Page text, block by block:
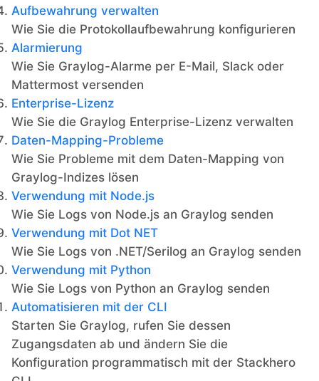
Aufbewahrung verwalten
Wie Sie die Protokollaufbewahrung konfigurieren
Alarmierung
Wie Sie Graylog-Alarme per E-Mail, Slack oder
Mattermost versenden
Enterprise-Lizenz
Wie Sie die Graylog Enterprise-Lizenz verwalten
Daten-Mapping-Probleme
Wie Sie Probleme mit dem Daten-Mapping von
Graylog-Indizes lösen
Verwendung mit Node.js
Wie Sie Logs von Node.js an Graylog senden
Verwendung mit Dot NET
Wie Sie Logs von .NET/Serilog an Graylog senden
Verwendung mit Python
Wie Sie Logs von Python an Graylog senden
Automatisieren mit der CLI
Starten Sie Graylog, rufen Sie dessen
Zugangsdaten ab und ändern Sie die
Konfiguration programmatisch mit der Stackhero